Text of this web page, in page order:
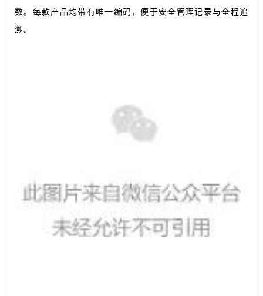
数。每款产品均带有唯一编码，便于安全管理记录与全程追
溯 。